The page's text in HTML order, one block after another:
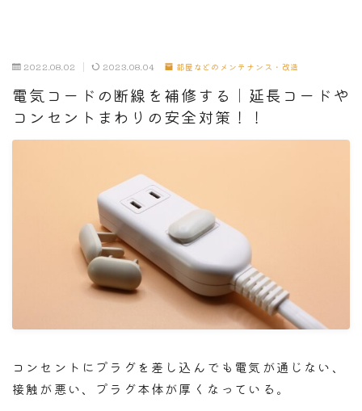
2022.08.02 2023.08.04 部屋などのメンテナンス・改造
電気コードの断線を補修する｜延長コードや
コンセントまわりの安全対策！！
コンセントにプラグを差し込んでも電気が通じない、
接触が悪い、プラグ本体が厚くなっている。